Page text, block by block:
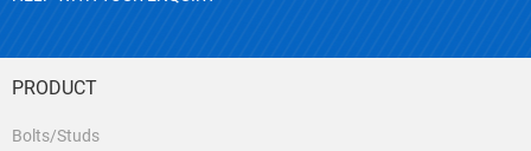
PRODUCT
Bolts/Studs